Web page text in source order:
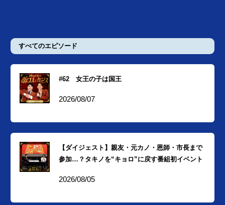
すべてのエピソード
#62 女王の子は国王
2026/08/07
【ダイジェスト】親友・元カノ・恩師・市長まで
参加…？タキノを“キョロ”に戻す番組初イベント
2026/08/05